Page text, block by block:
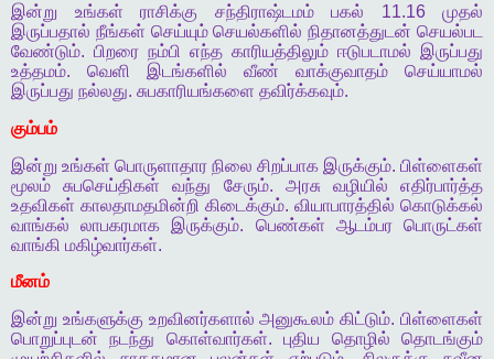
இன்று
உங்கள் ராசிக்கு சந்திராஷ்டமம் பகல் 11.16 முதல்
இருப்பதால் நீங்கள் செய்யும் செயல்களில் நிதானத்துடன் செயல்பட
வேண்டும். பிறரை நம்பி எந்த காரியத்திலும் ஈடுபடாமல் இருப்பது
உத்தமம். வெளி இடங்களில் வீண் வாக்குவாதம்
செய்யாமல்
இருப்பது நல்லது. சுபகாரியங்களை தவிர்க்கவும்.
கும்பம்
இன்று உங்கள் பொருளாதார நிலை சிறப்பாக இருக்கும். பிள்ளைகள்
மூலம்
சுபசெய்திகள் வந்து சேரும். அரசு வழியில்
எதிர்பார்த்த
உதவிகள் காலதாமதமின்றி கிடைக்கும். வியாபாரத்தில் கொடுக்கல்
வாங்கல்
லாபகரமாக இருக்கும். பெண்கள் ஆடம்பர
பொருட்கள்
வாங்கி மகிழ்வார்கள்.
மீனம்
இன்று உங்களுக்கு உறவினர்களால் அனுகூலம் கிட்டும்.பிள்ளைகள்
பொறுப்புடன்
நடந்து கொள்வார்கள்.புதிய தொழில்
தொடங்கும்